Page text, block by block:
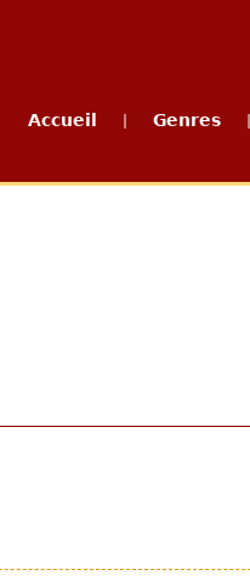
Accueil Genres